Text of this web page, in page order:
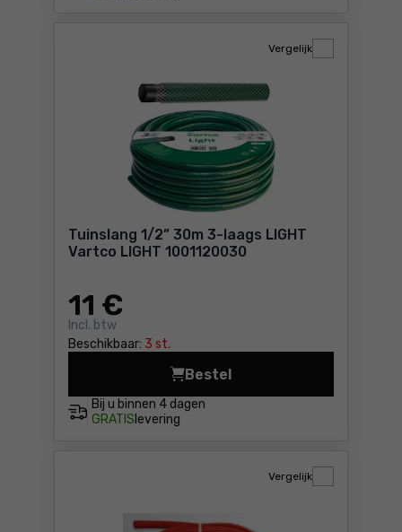
Tuinslang 1/2” 30m 3-laags LIGHT
Vartco LIGHT 1001120030
11 €
Incl. btw
Beschikbaar: 3 st.
Vergelijk
Bij u binnen 4 dagen
GRATIS levering
Bestel
Vergelijk